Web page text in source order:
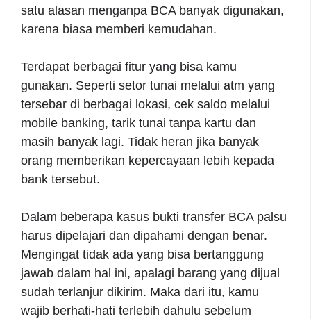
satu alasan menganpa BCA banyak digunakan,
karena biasa memberi kemudahan.
Terdapat berbagai fitur yang bisa kamu
gunakan. Seperti setor tunai melalui atm yang
tersebar di berbagai lokasi, cek saldo melalui
mobile banking, tarik tunai tanpa kartu dan
masih banyak lagi. Tidak heran jika banyak
orang memberikan kepercayaan lebih kepada
bank tersebut.
Dalam beberapa kasus bukti transfer BCA palsu
harus dipelajari dan dipahami dengan benar.
Mengingat tidak ada yang bisa bertanggung
jawab dalam hal ini, apalagi barang yang dijual
sudah terlanjur dikirim. Maka dari itu, kamu
wajib berhati-hati terlebih dahulu sebelum